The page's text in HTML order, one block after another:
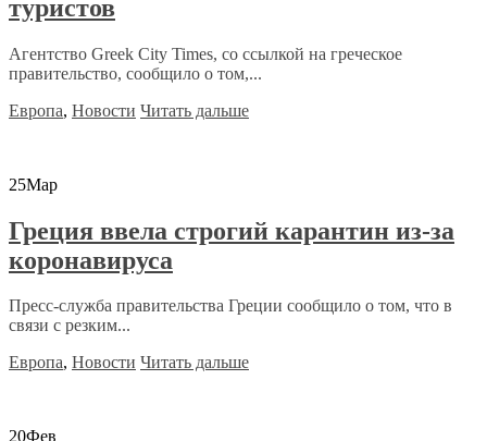
туристов
Агентство Greek City Times, со ссылкой на греческое
правительство, сообщило о том,...
Европа, Новости Читать дальше
25Мар
Греция ввела строгий карантин из-за
коронавируса
Пресс-служба правительства Греции сообщило о том, что в
связи с резким...
Европа, Новости Читать дальше
20Фев